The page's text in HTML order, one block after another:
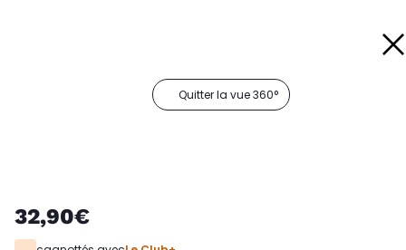
Quitter la vue 360°
32,90€